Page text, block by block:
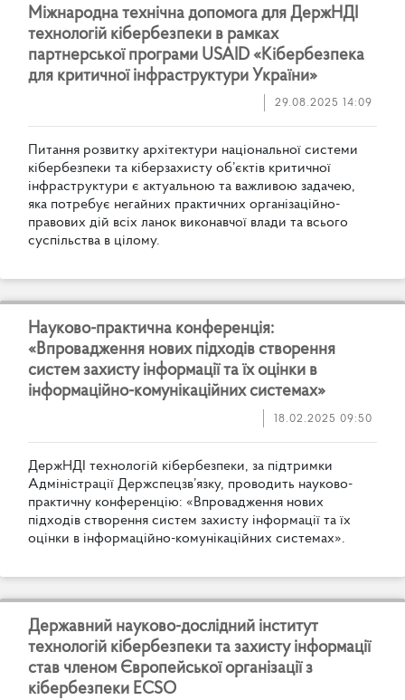
М іжнародна технічна допомога для ДержНДІ
технологій кібербезпеки в рамках
партнерської програми USA D «Кібербезпека
для критичної інфраструктури України»
29.08.2025 14:09
Питання розвитку архітектури національної системи
кібербезпеки та кіберзахисту об’єктів критичної
інфраструктури є актуальною та важливою задачею,
яка потребує негайних практичних організаційно-
правових дій всіх ланок виконавчої влади та всього
суспільства в цілому.
Науково-практична конференція:
«Впровадження нових підходів створення
систем захисту інформації та їх оцінки в
інформаційно-комунікаційних системах»
18.02.2025 09:50
ДержНД технологій кібербезпеки, за підтримки
Адміністрації Держспецзв’язку, проводить науково-
практичну конференцію: «Впровадження нових
підходів створення систем захисту інформації та їх
оцінки в інформаційно-комунікаційних системах».
Державний науково-дослідний інститут
технологій кібербезпеки та захисту інформації
став членом Європейської організації з
кібербезпеки ECSO